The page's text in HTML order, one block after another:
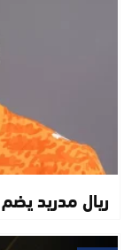
ريال مدريد